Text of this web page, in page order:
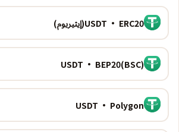
USDT · ERC20(إيثيريوم)
USDT · BEP20(BSC)
USDT · Polygon